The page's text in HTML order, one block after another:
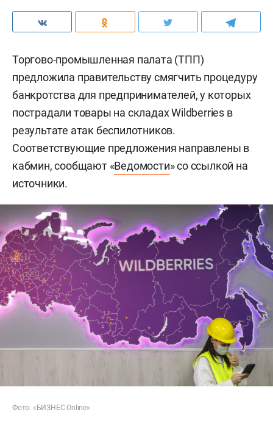
Торгово-промышленная палата (ТПП)
предложила правительству смягчить процедуру
банкротства для предпринимателей, у которых
пострадали товары на складах Wildberries в
результате атак беспилотников.
Соответствующие предложения направлены в
кабмин, сообщают «Ведомости» со ссылкой на
источники.
Фото: «БИЗНЕС Online»